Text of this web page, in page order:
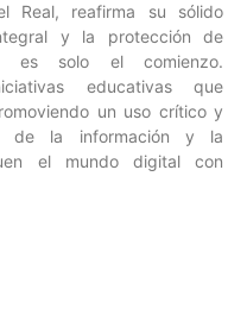
Real, reafirma su sólido
y la protección de
es solo el comienzo.
educativas que
un uso crítico y
de la información y la
el mundo digital con